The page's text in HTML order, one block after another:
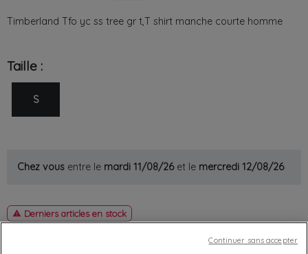
Timberland Tfo yc ss tree gr t,T shirt manche courte homme
Taille :
S
Chez vous entre le mardi 11/08/26et le mercredi 12/08/26
 Derniers articles en stock
favorite_border
Continuer sans accepter